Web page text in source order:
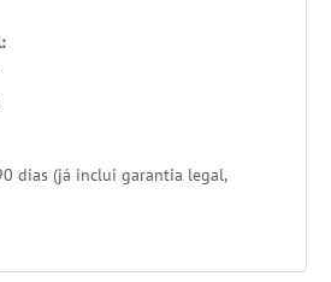
dias (já inclui garantia legal,